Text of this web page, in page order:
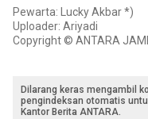
Pewarta: Lucky Akbar *)
Uploader: Ariyadi
Copyright © ANTARA
Dilarang keras mengambil
pengindeksan otomatis
Kantor Berita ANTARA.